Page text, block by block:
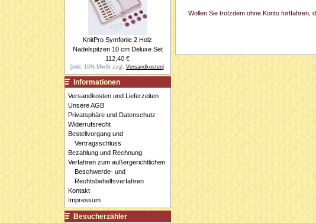
Wollen Sie trotzdem ohne Konto fortfahren,
KnitPro Symfonie 2 Holz
Nadelspitzen 10 cm Deluxe Set
112,40 €
[inkl. 19% MwSt zzgl.Versandkosten]
Informationen
Versandkosten und Lieferzeiten
Unsere AGB
Privatsphäre und Datenschutz
Widerrufsrecht
Bestellvorgang und
Vertragsschluss
Bezahlung und Rechnung
Verfahren zum außergerichtlichen
Beschwerde- und
Rechtsbehelfsverfahren
Kontakt
Impressum
Besucherzähler